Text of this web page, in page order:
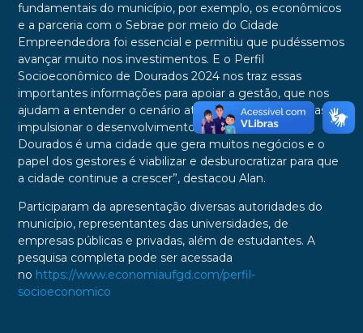
fundamentais do município, por exemplo, os econômicos
e a parceria com o Sebrae por meio do Cidade
Empreendedora foi essencial e permitiu que pudéssemos
avançar muito nos investimentos. E o Perfil
Socioeconômico de Dourados 2024 nos traz essas
importantes informações para apoiar a gestão, que nos
ajudam a entender o cenário atual, planejar estratégias e
impulsionar o desenvolvimento da nossa cidade.
Dourados é uma cidade que gera muitos negócios e o
papel dos gestores é viabilizar e desburocratizar para que
a cidade continue a crescer”, destacou Alan.
Participaram da apresentação diversas autoridades do
município, representantes das universidades, de
empresas públicas e privadas, além de estudantes. A
pesquisa completa pode ser acessada
no https://www.economiaufgd.com/perfil-
socioeconomico